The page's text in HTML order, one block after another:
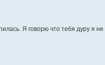
Я говорю что тебя дуру я